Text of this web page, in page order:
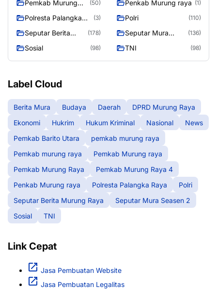
Pemkab Murung
(50) Penkab Murung raya (1)
Polresta Palangka
(3) Polri (110)
Seputar Berita
(178)
Seputar Mura
(136)
Sosial (98) TNI (98)
Label Cloud
Berita Mura Budaya Daerah
DPRD Murung Raya
Ekonomi
Hukrim Hukum Kriminal Nasional
News
Pemkab Barito Utara
pemkab murung raya
Pemkab murung raya
Pemkab Murung raya
Pemkab Murung Raya
Pemkab Murung Raya 4
Penkab Murung raya
Polresta Palangka Raya
Polri
Seputar Berita Murung Raya
Seputar Mura Seasen 2
Sosial
TNI
Link Cepat
Jasa Pembuatan Website
Jasa Pembuatan Legalitas